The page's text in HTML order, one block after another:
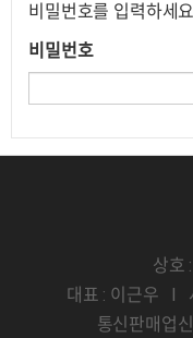
비밀번호를 입력하세
비밀번호
상호
대표 : 이근우 l
통신판매업